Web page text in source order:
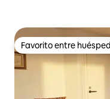
Favorito entre
Favorito entre